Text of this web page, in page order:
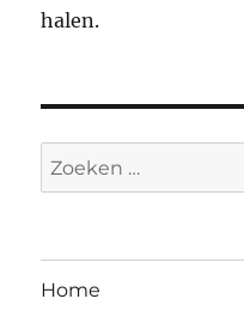
halen.
Zoeken
naar:
Home